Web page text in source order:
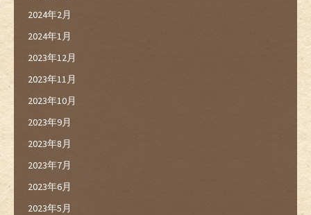
2024年2月
2024年1月
2023年12月
2023年11月
2023年10月
2023年9月
2023年8月
2023年7月
2023年6月
2023年5月